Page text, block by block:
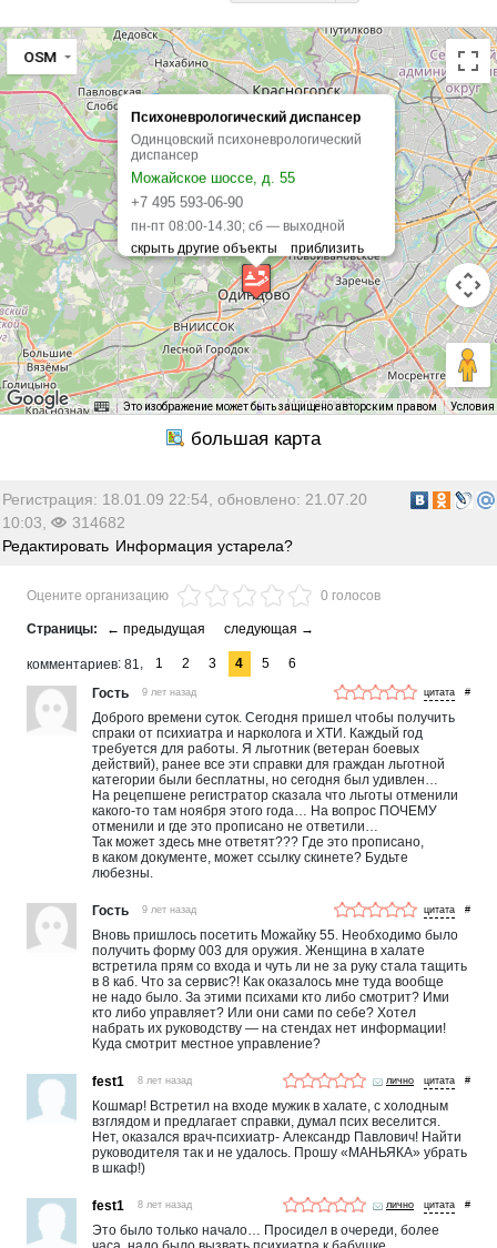
Психоневрологический диспансер
Одинцовский психоневрологический
диспансер
Можайское шоссе, д. 55
+7 495 593-06-90
пн-пт 08:00-14.30; сб — выходной
OSM
Это изображение может быть защищено авторским правом Условия
Регистрация: 18.01.09 22:54, обновлено: 21.07.20
10:03,
314682
Редактировать Информация устарела?
Оцените организацию 0 голосов
комментариев 81 1 2 3 4 5
6
Гость
9 лет назад #
Доброго времени суток. Сегодня пришел чтобы получить
спраки от психиатра и нарколога и ХТИ. Каждый год
требуется для работы. Я льготник (ветеран боевых
действий), ранее все эти справки для граждан льготной
категории были бесплатны, но сегодня был удивлен…
На рецепшене регистратор сказала что льготы отменили
какого-то там ноября этого года… На вопрос ПОЧЕМУ
отменили и где это прописано не ответили…
Так может здесь мне ответят??? Где это прописано,
в каком документе, может ссылку скинете? Будьте
любезны.
Гость 9 лет назад #
Вновь пришлось посетить Можайку 55. Необходимо было
получить форму 003 для оружия. Женщина в халате
встретила прям со входа и чуть ли не за руку стала тащить
в 8 каб. Что за сервис?! Как оказалось мне туда вообще
не надо было. За этими психами кто либо смотрит? Ими
кто либо управляет? Или они сами по себе? Хотел
набрать их руководству — на стендах нет информации!
Куда смотрит местное управление?
fest1 8 лет назад лично #
Кошмар! Встретил на входе мужик в халате, с холодным
взглядом и предлагает справки, думал псих веселится.
Нет, оказался врач-психиатр- Александр Павлович! Найти
руководителя так и не удалось. Прошу «МАНЬЯКА» убрать
в шкаф!)
fest1 8 лет назад лично #
Это было только начало… Просидел в очереди, более